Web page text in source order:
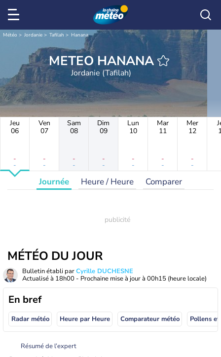
Météo Jordanie Tafilah Hanana
METEO HANANA
Jordanie (Tafilah)
Jeu
06
-
-
Ven
07
-
-
Sam
08
-
-
Dim
09
-
-
Lun
10
-
-
Mar
11
-
-
Mer
12
-
-
Journée Heure / Heure Comparer
MÉTÉO DU JOUR
Bulletin établi parCyrille DUCHESNE
Actualisé à 18h00 - Prochaine mise à jour à 00h15 (heure locale)
En bref
Radar météo Heure par Heure Comparateur météo Pollens
Résumé de l’expert